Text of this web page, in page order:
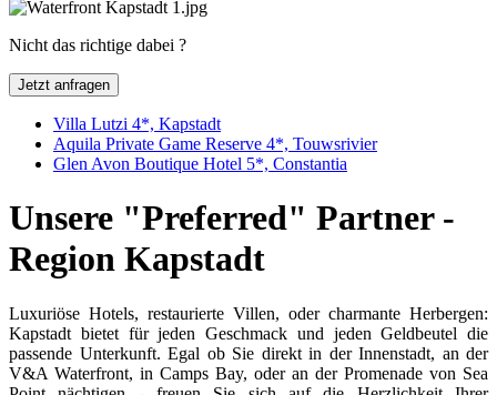
Nicht das richtige dabei ?
Jetzt anfragen
Villa Lutzi 4*, Kapstadt
Aquila Private Game Reserve 4*, Touwsrivier
Glen Avon Boutique Hotel 5*, Constantia
Unsere "Preferred" Partner -
Region Kapstadt
Luxuriöse Hotels, restaurierte Villen, oder charmante Herbergen:
Kapstadt bietet für jeden Geschmack und jeden Geldbeutel die
passende Unterkunft. Egal ob Sie direkt in der Innenstadt, an der
V&A Waterfront, in Camps Bay, oder an der Promenade von Sea